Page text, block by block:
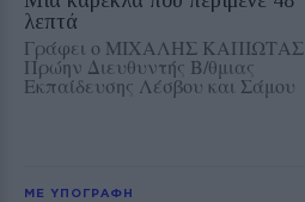
λεπτά
Γράφει ο ΜΙΧΑΛΗΣ ΚΑΠΙΩΤΑΣ
Πρώην Διευθυντής Β/θμιας
Εκπαίδευσης Λέσβου και Σάμου
ΜΕ ΥΠΟΓΡΑΦΗ